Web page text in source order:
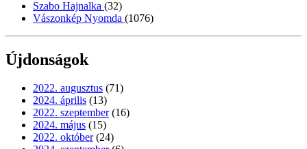
Szabo Hajnalka (32)
Vászonkép Nyomda (1076)
Újdonságok
2022. augusztus (71)
2024. április (13)
2022. szeptember (16)
2024. május (15)
2022. október (24)